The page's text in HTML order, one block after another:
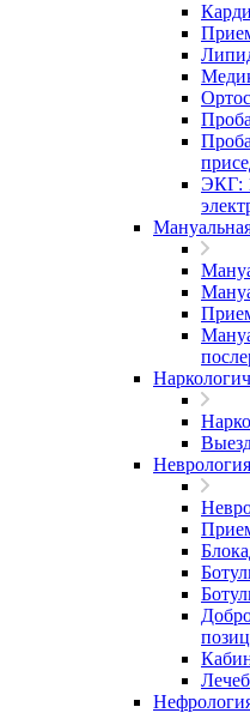
ЭКГ:
Неврология